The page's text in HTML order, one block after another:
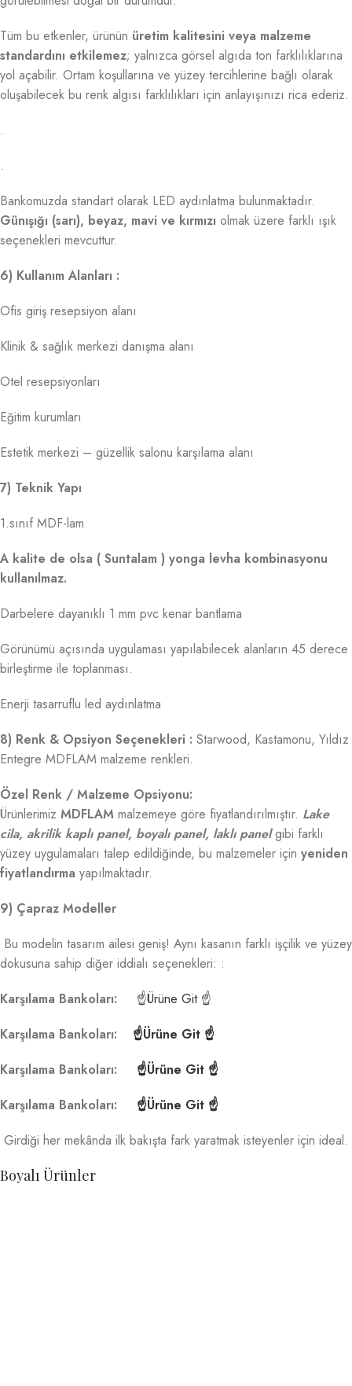
Tüm bu etkenler, ürünün üretim kalitesini veya malzeme
standardını etkilemez; yalnızca görsel algıda ton farklılıklarına
yol açabilir. Ortam koşullarına ve yüzey tercihlerine bağlı olarak
oluşabilecek bu renk algısı farklılıkları için anlayışınızı rica ederiz.
.
.
Bankomuzda standart olarak LED aydınlatma bulunmaktadır.
Günışığı (sarı), beyaz, mavi ve kırmızı olmak üzere farklı ışık
seçenekleri mevcuttur.
6) Kullanım Alanları :
Ofis giriş resepsiyon alanı
Klinik & sağlık merkezi danışma alanı
Otel resepsiyonları
Eğitim kurumları
Estetik merkezi – güzellik salonu karşılama alanı
7) Teknik Yapı
1.sınıf MDF-lam
A kalite de olsa ( Suntalam ) yonga levha kombinasyonu
kullanılmaz.
Darbelere dayanıklı 1 mm pvc kenar bantlama
Görünümü açısında uygulaması yapılabilecek alanların 45 derece
birleştirme ile toplanması.
Enerji tasarruflu led aydınlatma
8) Renk & Opsiyon Seçenekleri : Starwood, Kastamonu, Yıldız
Entegre MDFLAM malzeme renkleri.
Özel Renk / Malzeme Opsiyonu:
Ürünlerimiz MDFLAM malzemeye göre fiyatlandırılmıştır. Lake
cila, akrilik kaplı panel, boyalı panel, laklı panel gibi farklı
yüzey uygulamaları talep edildiğinde, bu malzemeler için yeniden
fiyatlandırma yapılmaktadır.
9) Çapraz Modeller
Bu modelin tasarım ailesi geniş! Aynı kasanın farklı işçilik ve yüzey
dokusuna sahip diğer iddialı seçenekleri: :
Karşılama Bankoları:
☝Ürüne Git ☝
Karşılama Bankoları: ☝Ürüne Git ☝
Karşılama Bankoları: ☝Ürüne Git ☝
Karşılama Bankoları: ☝Ürüne Git ☝
Girdiği her mekânda ilk bakışta fark yaratmak isteyenler için ideal.
Boyalı Ürünler